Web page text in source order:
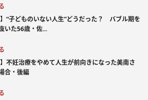
】“子どものいない人生”どうだった？ バブル期を
いた56歳・佐...
】不妊治療をやめて人生が前向きになった美南さ
合・後編